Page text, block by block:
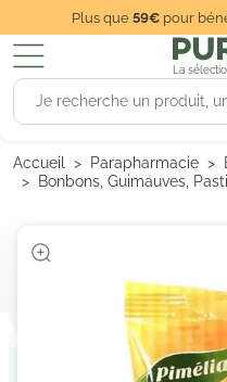
Plus que59€pour
La
Accueil Parapharmacie
Bonbons, Guimauves,